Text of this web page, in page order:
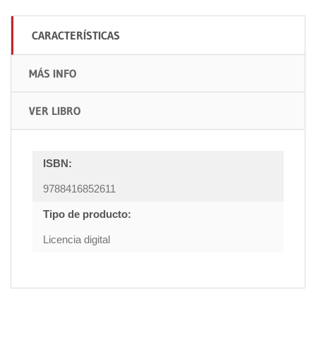
CARACTERÍSTICAS
MÁS INFO
VER LIBRO
ISBN:
9788416852611
Tipo de producto:
Licencia digital